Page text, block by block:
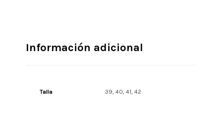
Información adicional
Talla 39, 40, 41, 42